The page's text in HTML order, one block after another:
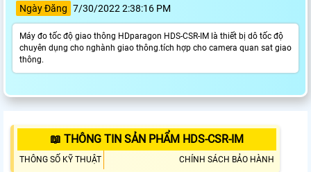
Ngày Đăng 7/30/2022 2:38:16 PM
Máy đo tốc độ giao thông HDparagon HDS-CSR-IM là thiết bị dô tốc độ
chuyên dụng cho nghành giao thông.tích hợp cho camera quan sat giao
thông.
📖 THÔNG TIN SẢN PHẨM HDS-CSR-IM
THÔNG SỐ KỸ THUẬT CHÍNH SÁCH BẢO HÀNH